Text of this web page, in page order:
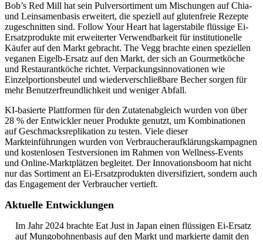
Bob’s Red Mill hat sein Pulversortiment um Mischungen auf Chia-
und Leinsamenbasis erweitert, die speziell auf glutenfreie Rezepte
zugeschnitten sind. Follow Your Heart hat lagerstabile flüssige Ei-
Ersatzprodukte mit erweiterter Verwendbarkeit für institutionelle
Käufer auf den Markt gebracht. The Vegg brachte einen speziellen
veganen Eigelb-Ersatz auf den Markt, der sich an Gourmetköche
und Restaurantköche richtet. Verpackungsinnovationen wie
Einzelportionsbeutel und wiederverschließbare Becher sorgen für
mehr Benutzerfreundlichkeit und weniger Abfall.
KI-basierte Plattformen für den Zutatenabgleich wurden von über
28 % der Entwickler neuer Produkte genutzt, um Kombinationen
auf Geschmacksreplikation zu testen. Viele dieser
Markteinführungen wurden von Verbraucheraufklärungskampagnen
und kostenlosen Testversionen im Rahmen von Wellness-Events
und Online-Marktplätzen begleitet. Der Innovationsboom hat nicht
nur das Sortiment an Ei-Ersatzprodukten diversifiziert, sondern auch
das Engagement der Verbraucher vertieft.
Aktuelle Entwicklungen
Im Jahr 2024 brachte Eat Just in Japan einen flüssigen Ei-Ersatz
auf Mungobohnenbasis auf den Markt und markierte damit den